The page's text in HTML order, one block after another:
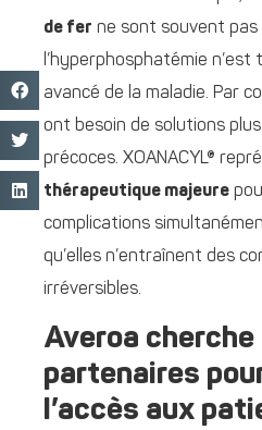
de fer ne sont souvent
l’hyperphosphatémie
avancé de la maladie. Par
ont besoin de solutions
précoces. XOANACYL®
thérapeutique majeure
complications
qu’elles n’entraînent des
irréversibles.
Averoa cherche
partenaires
l’accès aux